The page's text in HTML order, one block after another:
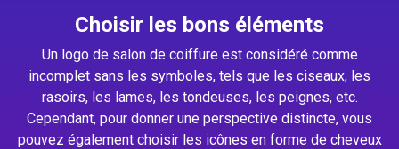
Choisir les bons éléments
Un logo de salon de coiffure est considéré comme
incomplet sans les symboles, tels que les ciseaux, les
rasoirs, les lames, les tondeuses, les peignes, etc.
Cependant, pour donner une perspective distincte, vous
pouvez également choisir les icônes en forme de cheveux